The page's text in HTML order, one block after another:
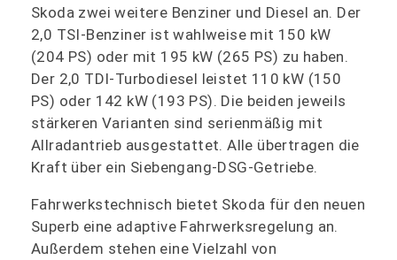
Skoda zwei weitere Benziner und Diesel an. Der
2,0 TSI-Benziner ist wahlweise mit 150 kW
(204 PS) oder mit 195 kW (265 PS) zu haben.
Der 2,0 TDI-Turbodiesel leistet 110 kW (150
PS) oder 142 kW (193 PS). Die beiden jeweils
stärkeren Varianten sind serienmäßig mit
Allradantrieb ausgestattet. Alle übertragen die
Kraft über ein Siebengang-DSG-Getriebe.
Fahrwerkstechnisch bietet Skoda für den neuen
Superb eine adaptive Fahrwerksregelung an.
Außerdem stehen eine Vielzahl von